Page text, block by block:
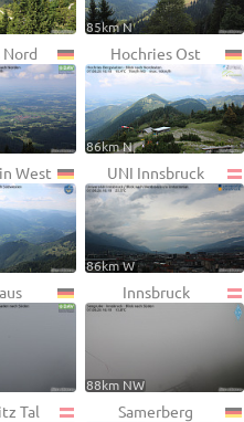
85km N
Hochries Ost
86km N
West UNI Innsbruck
86km W
Innsbruck
88km NW
Tal Samerberg